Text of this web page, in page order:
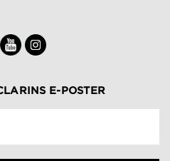
E-POSTER